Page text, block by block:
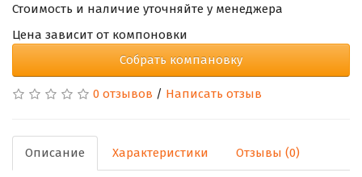
Стоимость и наличие уточняйте у менеджера
Цена зависит от компоновки
Собрать компановку
0 отзывов / Написать отзыв
Описание Характеристики Отзывы (0)